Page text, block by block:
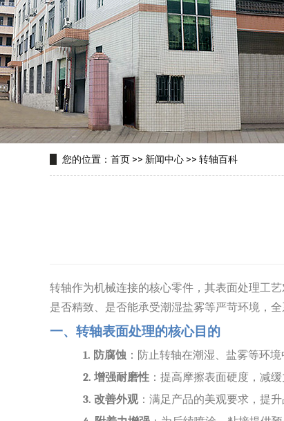
您的位置： 首页 >> 新闻中心 >> 转轴百科
转轴作为机械连接的核心零件，其表面处理工
是否精致、是否能承受潮湿盐雾等严苛环境，
一、转轴表面处理的核心目的
1. 防腐蚀 ：防止转轴在潮湿、盐雾等环
2. 增强耐磨性 ：提高摩擦表面硬度，减
3. 改善外观：满足产品的美观要求，提